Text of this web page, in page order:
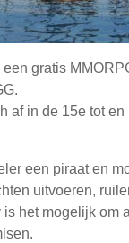
gratis
af in de 15e tot en
een piraat en
uitvoeren,
is het mogelijk om